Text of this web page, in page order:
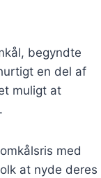
begyndte
en del af
muligt at
med
at nyde deres